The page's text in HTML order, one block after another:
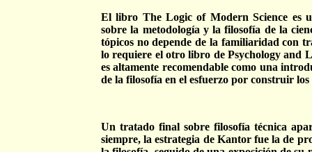
El libro The Logic of Modern Science es
sobre la metodología y la filosofía de la
tópicos no depende de la familiaridad con
lo requiere el otro libro de Psychology and
es altamente recomendable como una
de la filosofía en el esfuerzo por construir los
Un tratado final sobre filosofía técnica
siempre, la estrategia de Kantor fue la de